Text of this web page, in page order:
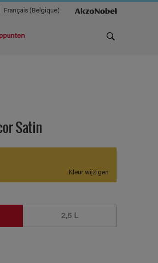
Français (Belgique)
Satin
Kleur wijzigen
2,5 L